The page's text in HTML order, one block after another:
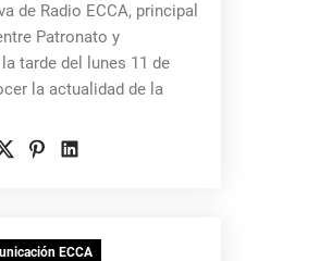
de Radio ECCA, principal
Patronato y
tarde del lunes 11 de
la actualidad de la
ECCA